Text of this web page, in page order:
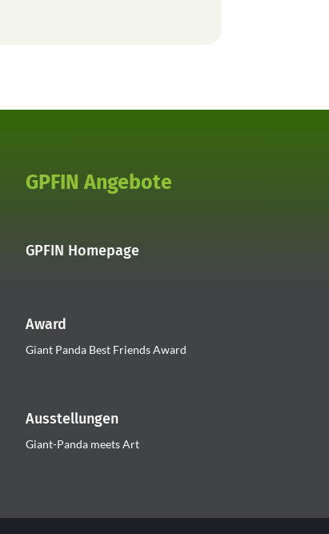
GPFIN Angebote
GPFIN Homepage
Award
Giant Panda Best Friends Award
Ausstellungen
Giant-Panda meets Art